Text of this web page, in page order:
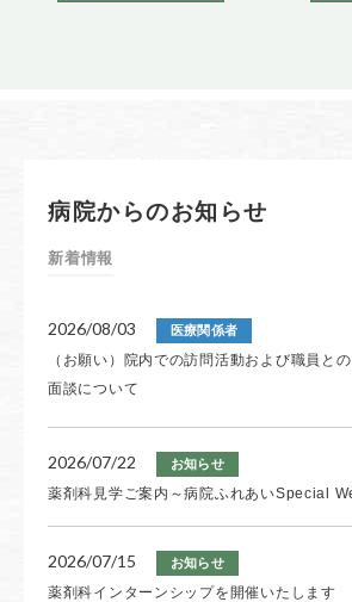
病院からのお知らせ
新着情報
2026/08/03 医療関係者
（お願い）院内での訪問活動および職員との
面談について
2026/07/22 お知らせ
薬剤科見学ご案内～病院ふれあいSpecial
2026/07/15 お知らせ
薬剤科インターンシップを開催いたします